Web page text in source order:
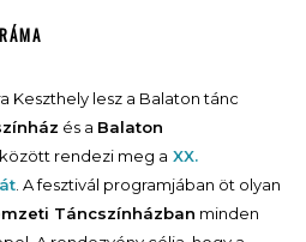
Keszthely lesz a Balaton tánc
és a Balaton
között rendezi meg a XX.
. A fesztivál programjában öt olyan
Táncszínházban minden